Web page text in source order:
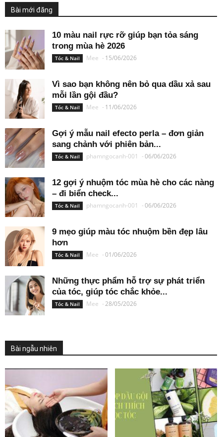
Bài mới đăng
10 màu nail rực rỡ giúp bạn tỏa sáng
trong mùa hè 2026
Tóc & Nail Mee - 15/06/2026
Vì sao bạn không nên bỏ qua dầu xả sau
mỗi lần gội đầu?
Tóc & Nail Mee - 11/06/2026
Gợi ý mẫu nail efecto perla – đơn giản
sang chảnh với phiên bản...
Tóc & Nail phamngocanh-001 -06/06/2026
12 gợi ý nhuộm tóc mùa hè cho các nàng
– đi biển check...
Tóc & Nail phamngocanh-001 -06/06/2026
9 mẹo giúp màu tóc nhuộm bền đẹp lâu
hơn
Tóc & Nail Mee -01/06/2026
Những thực phẩm hỗ trợ sự phát triển
của tóc, giúp tóc chắc khỏe...
Tóc & Nail Mee -28/05/2026
Bài ngẫu nhiên